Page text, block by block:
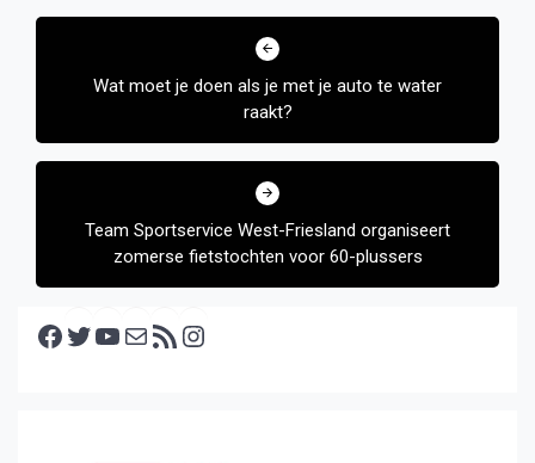
Bericht
Wat moet je doen als je met je auto te water
raakt?
Team Sportservice West-Friesland organiseert
zomerse fietstochten voor 60-plussers
Facebook Twitter YouTube E-mail RSS feed